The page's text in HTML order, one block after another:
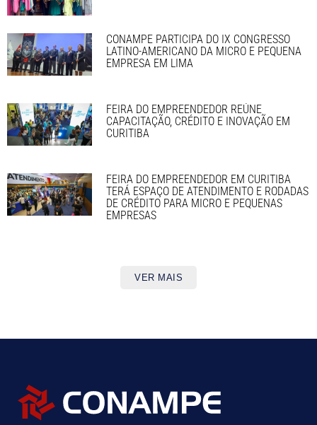
CONAMPE PARTICIPA DO IX CONGRESSO
LATINO-AMERICANO DA MICRO E PEQUENA
EMPRESA EM LIMA
FEIRA DO EMPREENDEDOR REÚNE
CAPACITAÇÃO, CRÉDITO E INOVAÇÃO EM
CURITIBA
FEIRA DO EMPREENDEDOR EM CURITIBA
TERÁ ESPAÇO DE ATENDIMENTO E RODADAS
DE CRÉDITO PARA MICRO E PEQUENAS
EMPRESAS
VER MAIS